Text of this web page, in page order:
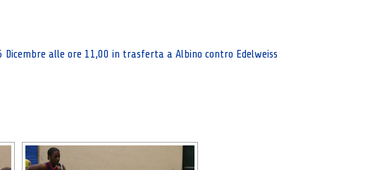
Dicembre alle ore 11,00 in trasferta a Albino contro Edelweiss